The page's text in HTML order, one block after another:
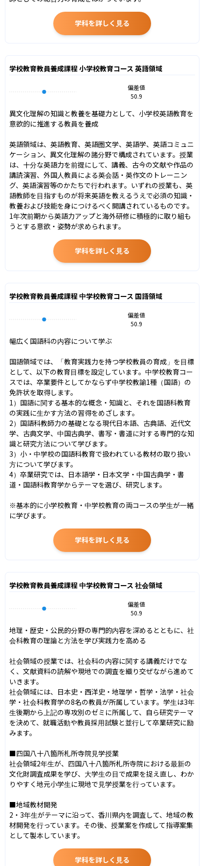
学科を詳しく見る
学校教育教員養成課程 小学校教育コース 英語領域
偏差値
50.9
異文化理解の知識と教養を基礎力として、小学校英語教育を
意欲的に推進する教員を養成
英語領域は、英語教育、英語圏文学、英語学、英語コミュニ
ケーション、異文化理解の諸分野で構成されています。授業
は、十分な英語力を前提にして、講義、古今の文献や作品の
講読演習、外国人教員による英会話・英作文のトレーニン
グ、英語演習等のかたちで行われます。いずれの授業も、英
語教師を目指すものが将来英語を教えるうえで必須の知識・
教養および技能を身につけるべく開講されているものです。
1年次前期から英語力アップと海外研修に積極的に取り組も
うとする意欲・姿勢が求められます。
学科を詳しく見る
学校教育教員養成課程 中学校教育コース 国語領域
偏差値
50.9
幅広く国語科の内容について学ぶ
国語領域では、「教育実践力を持つ学校教員の育成」を目標
として、以下の教育目標を設定しています。中学校教育コー
スでは、卒業要件としてかならず中学校教諭1種（国語）の
免許状を取得します。
1）国語に関する基本的な概念・知識と、それを国語科教育
の実践に生かす方法の習得をめざします。
2）国語科教師力の基礎となる現代日本語、古典語、近代文
学、古典文学、中国古典学、書写・書道に対する専門的な知
識と研究方法について学びます。
3）小・中学校の国語科教育で扱われている教材の取り扱い
方について学びます。
4）卒業研究では、日本語学・日本文学・中国古典学・書
道・国語科教育学からテーマを選び、研究します。
※基本的に小学校教育・中学校教育の両コースの学生が一緒
に学びます。
学科を詳しく見る
学校教育教員養成課程 中学校教育コース 社会領域
偏差値
50.9
地理・歴史・公民的分野の専門的内容を深めるとともに、社
会科教育の理論と方法を学び実践力を高める
社会領域の授業では、社会科の内容に関する講義だけでな
く、文献資料の読解や現地での調査を織り交ぜながら進めて
いきます。
社会領域には、日本史・西洋史・地理学・哲学・法学・社会
学・社会科教育学の8名の教員が所属しています。学生は3年
生後期から上記の専攻別のゼミに所属して、自ら研究テーマ
を決めて、就職活動や教員採用試験と並行して卒業研究に励
みます。
■四国八十八箇所札所寺院見学授業
社会領域2年生が、四国八十八箇所札所寺院における最新の
文化財調査成果を学び、大学生の目で成果を捉え直し、わか
りやすく地元小学生に現地で見学授業を行っています。
■地域教材開発
2・3年生がテーマに沿って、香川県内を調査して、地域の教
材開発を行っています。その後、授業案を作成して指導案集
として製本しています。
学科を詳しく見る